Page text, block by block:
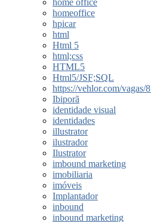
homeoffice
hpicar
html
Html 5
html;css
HTML5
Html5/JSF;SQL
https://vehlor.com/vagas/
Ibiporã
identidade visual
identidades
illustrator
ilustrador
Ilustrator
imbound marketing
imobiliaria
imóveis
Implantador
inbound
inbound marketing